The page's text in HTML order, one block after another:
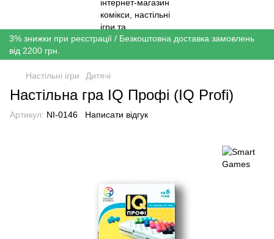
3% знижки при реєстрації / Безкоштовна доставка замовлень
від 2200 грн.
Настільні ігри Дитячі
Настільна гра IQ Профі (IQ Profi)
Артикул: NI-0146 Написати відгук